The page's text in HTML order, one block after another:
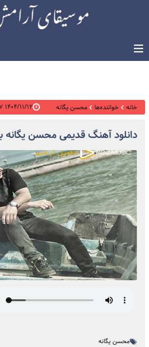
خانه خواننده‌ها محسن یگانه ۱۴۰۴/۱۱/۱۲ ۱۳:۵۰:۵۷
دانلود آهنگ قدیمی محسن یگانه
محسن یگانه